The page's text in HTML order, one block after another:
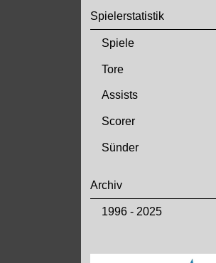
Spielerstatistik
Spiele
Tore
Assists
Scorer
Sünder
Archiv
1996 - 2025